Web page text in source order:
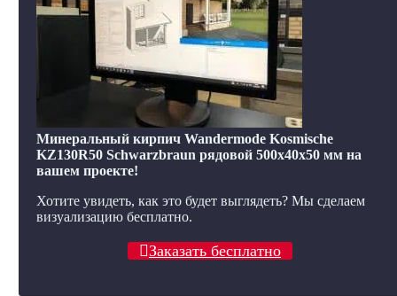
Минеральный кирпич Wandermode Kosmische
KZ130R50 Schwarzbraun рядовой 500x40x50 мм на
вашем проекте!
Хотите увидеть, как это будет выглядеть? Мы сделаем
визуализацию бесплатно.
Заказать бесплатно